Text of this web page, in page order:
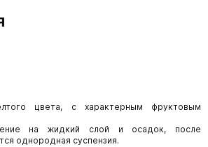
цвета, с характерным фруктовым
на жидкий слой и осадок, после
однородная суспензия.